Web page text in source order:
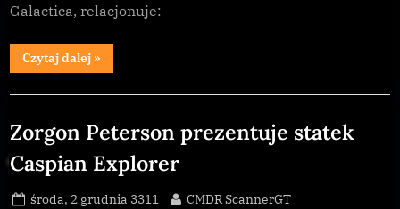
Galactica, relacjonuje:
Czytaj dalej“Trwają
walki
enklawie
»
Zorgon Peterson prezentuje statek
Caspian Explorer
Posted
środa, 2 grudnia 3311 By
CMDR ScannerGT